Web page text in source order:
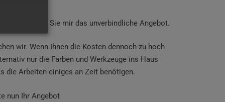
erstellen Sie mir das unverbindliche Angebot.
wir. Wenn Ihnen die Kosten dennoch zu hoch
nur die Farben und Werkzeuge ins Haus
die Arbeiten einiges an Zeit benötigen.
nun Ihr Angebot